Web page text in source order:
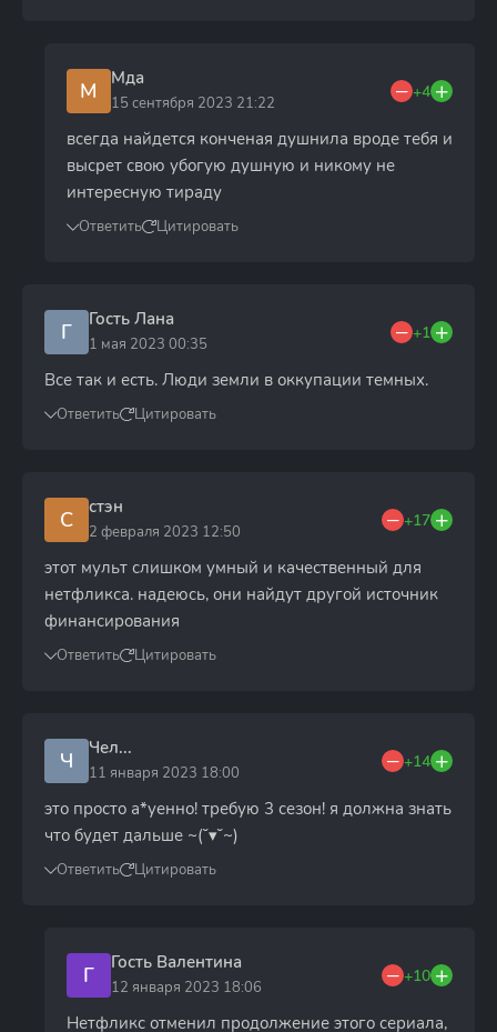
М Мда
15 сентября 2023 21:22
+4
всегда найдется конченая душнила вроде тебя и
высрет свою убогую душную и никому не
интересную тираду
Ответить Цитировать
Г Гость Лана
1 мая 2023 00:35
+1
Все так и есть. Люди земли в оккупации темных.
Ответить Цитировать
С стэн
2 февраля 2023 12:50
+17
этот мульт слишком умный и качественный для
нетфликса. надеюсь, они найдут другой источник
финансирования
Ответить Цитировать
Ч Чел...
11 января 2023 18:00
+14
это просто а*уенно! требую 3 сезон! я должна знать
что будет дальше ~(˘▾˘~)
Ответить Цитировать
Г Гость Валентина
12 января 2023 18:06
+10
Нетфликс отменил продолжение этого сериала,